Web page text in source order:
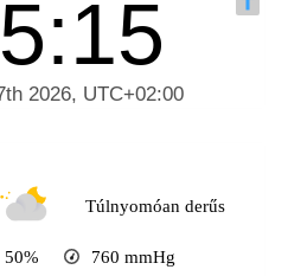
Túlnyomóan derűs
50% 760 mmHg